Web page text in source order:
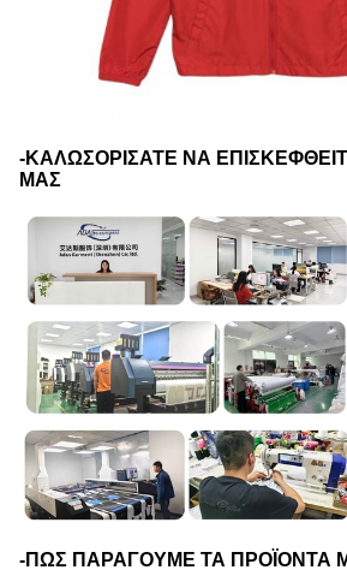
-ΚΑΛΩΣΟΡΙΣΑΤΕ ΝΑ
ΜΑΣ
-ΠΩΣ ΠΑΡΑΓΟΥΜΕ ΤΑ ΠΡΟΪΟΝΤΑ